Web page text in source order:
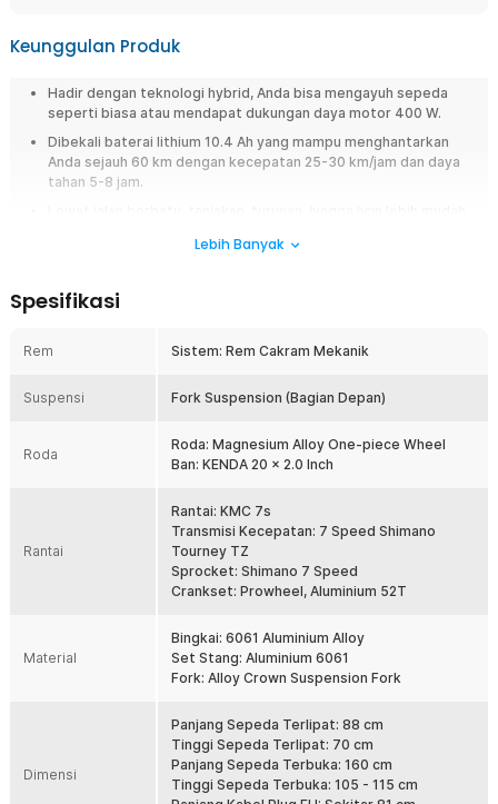
Keunggulan Produk
Hadir dengan teknologi hybrid, Anda bisa mengayuh sepeda
seperti biasa atau mendapat dukungan daya motor 400 W.
Dibekali baterai lithium 10.4 Ah yang mampu menghantarkan
Anda sejauh 60 km dengan kecepatan 25-30 km/jam dan daya
tahan 5-8 jam.
ganda dan lampu depan.
dengan desain lipat yang membuatnya mudah disimpan dan
Lankeleisi G660 Luxury Edition menawarkan perpaduan sempurna
teknologi hybrid yang memadukan tenaga listrik dan kayuhan manual,
memberikan pengalaman bersepeda yang nyaman tanpa kelelahan.
Dengan desain lipat yang ringkas dan performa kecepatan hingga
30 km/jam, Lankeleisi G660 dirancang untuk memenuhi kebutuhan
Lebih Banyak
Spesifikasi
Rem Sistem: Rem Cakram Mekanik
Suspensi Fork Suspension (Bagian Depan)
Roda
Roda: Magnesium Alloy One-piece Wheel
Ban: KENDA 20 x 2.0 Inch
Rantai
Rantai: KMC 7s
Transmisi Kecepatan: 7 Speed Shimano
Tourney TZ
Sprocket: Shimano 7 Speed
Crankset: Prowheel, Aluminium 52T
Material
Bingkai: 6061 Aluminium Alloy
Set Stang: Aluminium 6061
Fork: Alloy Crown Suspension Fork
Dimensi
Panjang Sepeda Terlipat: 88 cm
Tinggi Sepeda Terlipat: 70 cm
Panjang Sepeda Terbuka: 160 cm
Tinggi Sepeda Terbuka: 105 - 115 cm